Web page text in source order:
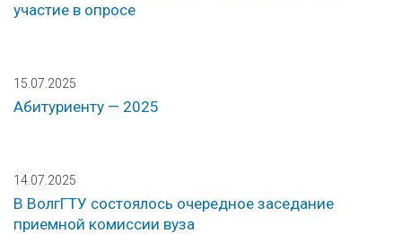
участие в опросе
15.07.2025
Абитуриенту — 2025
14.07.2025
В ВолгГТУ состоялось очередное заседание
приемной комиссии вуза